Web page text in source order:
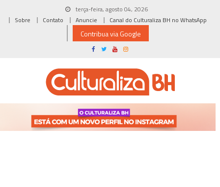
terça-feira, agosto 04, 2026
Sobre
Contato Anuncie Canal do Culturaliza BH no WhatsApp
Contribua via Google